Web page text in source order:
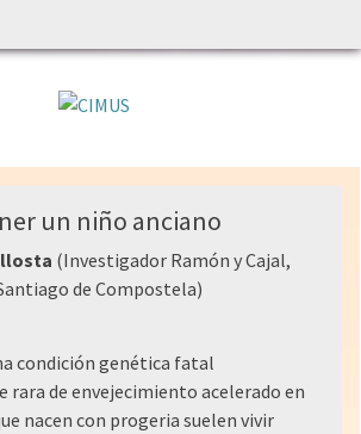
un niño anciano
(Investigador Ramón y Cajal,
de Compostela)
condición genética fatal
rara de envejecimiento acelerado en
nacen con progeria suelen vivir